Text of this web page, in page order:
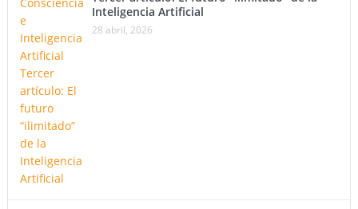
Inteligencia Artificial
28 abril, 2026